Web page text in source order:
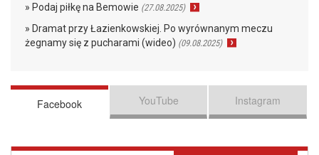
» Podaj piłkę na Bemowie (27.08.2025)
» Dramat przy Łazienkowskiej. Po wyrównanym meczu
żegnamy się z pucharami (wideo) (09.08.2025)
Facebook YouTube Instagram